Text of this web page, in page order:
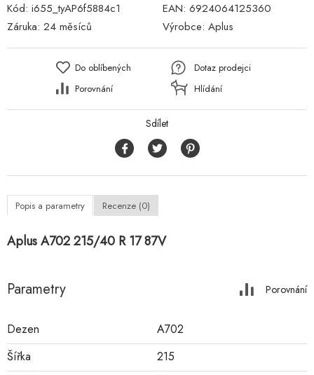
Kód: i655_tyAP6f5884c1 EAN: 6924064125360
Záruka: 24 měsíců Výrobce: Aplus
Do oblíbených
Porovnání
Dotaz prodejci
Hlídání
Sdílet
Popis a parametry Recenze (0)
Aplus A702 215/40 R 17 87V
Parametry Porovnání
Dezen
A702
Šířka
215